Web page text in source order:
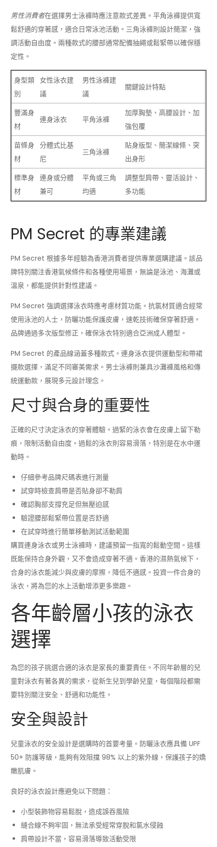
男性消費者在選擇男士泳褲時應注意款式差異。平角泳褲提供寬
鬆舒適的穿著感，適合日常泳池活動。三角泳褲則設計簡潔，強
調活動自由度。兩種款式的腰部通常配備抽繩或鬆緊帶以確保穩
定性。
身型類
別
女性泳衣建
議
男性泳褲建
議
關鍵設計特點
豐滿身
材
連身泳衣 平角泳褲
加厚胸墊、高腰設計、加
強包覆
苗條身
材
分體式比基
尼
三角泳褲
貼身版型、簡潔線條、突
出身形
標準身
材
連身或分體
兼可
平角或三角
均適
調整型肩帶、靈活設計、
多功能
PM Secret 的專業建議
PM Secret 根據多年經驗為香港消費者提供專業選購建議。該品
牌特別關注香港氣候條件和各種使用場景，無論是泳池、海灘或
溫泉，都能提供針對性建議。
PM Secret 強調選擇泳衣時應考慮材質功能。抗氯材質適合經常
使用泳池的人士，防曬功能保護皮膚，速乾技術確保穿著舒適。
品牌通過多次版型修正，確保泳衣特別適合亞洲成人體型。
PM Secret 的產品線涵蓋多種款式。連身泳衣提供運動型和帶裙
擺款選擇，滿足不同審美需求。男士泳褲則兼具沙灘褲風格和傳
統運動款，展現多元設計理念。
尺寸與合身的重要性
正確的尺寸決定泳衣的穿著體驗。過緊的泳衣會在皮膚上留下勒
痕，限制活動自由度。過鬆的泳衣則容易滑落，特別是在水中運
動時。
仔細參考品牌尺碼表進行測量
試穿時檢查肩帶是否貼身卻不勒肩
確認胸部支撐充足但無壓迫感
驗證腰部鬆緊帶位置是否舒適
在試穿時進行簡單移動測試活動範圍
購買連身泳衣或男士泳褲時，建議預留一指寬的鬆動空間。這樣
既能保持合身外觀，又不會造成穿著不適。香港的濕熱氣候下，
合身的泳衣能減少與皮膚的摩擦，降低不適感。投資一件合身的
泳衣，將為您的水上活動增添更多樂趣。
各年齡層小孩的泳衣
選擇
為您的孩子挑選合適的泳衣是家長的重要責任。不同年齡層的兒
童對泳衣有著各異的需求，從新生兒到學齡兒童，每個階段都需
要特別關注安全、舒適和功能性。
安全與設計
兒童泳衣的安全設計是選購時的首要考量。防曬泳衣應具備 UPF
50+ 防護等級，能夠有效阻擋 98% 以上的紫外線，保護孩子的嬌
嫩肌膚。
良好的泳衣設計應避免以下問題：
小型裝飾物容易鬆脫，造成誤吞風險
縫合線不夠牢固，無法承受經常穿脫和氯水侵蝕
肩帶設計不當，容易滑落導致活動受限